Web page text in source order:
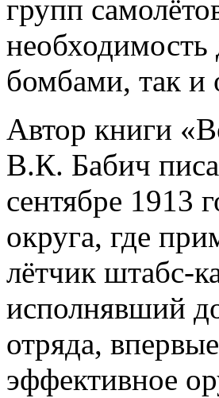
групп
необходимость
бомбами, так и
Автор книги
В.К. Бабич
сентябре 1913
округа, где
лётчик штабс-
исполнявший
отряда,
эффективное